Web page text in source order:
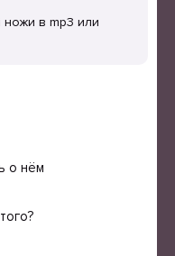
ножи в mp3 или
о нём